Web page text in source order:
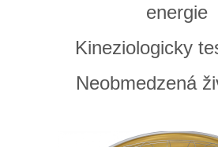
energie
Kineziologicky
Neobmedzená